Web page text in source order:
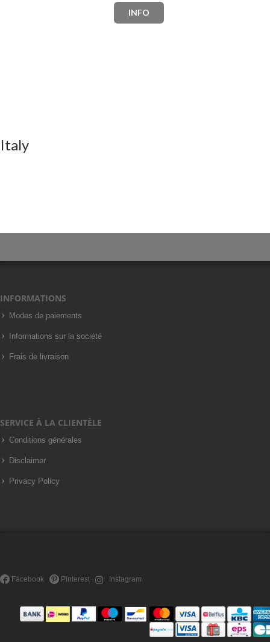
INFO
Italy
INFORMATIONS
Modes de paiements
Informations sur la société
Frais de livraison
SERVICE À LA CLIENTÈLE
Conditions générales
Disclaimer
Privacy Policy
Facebook Pinterest Instagram